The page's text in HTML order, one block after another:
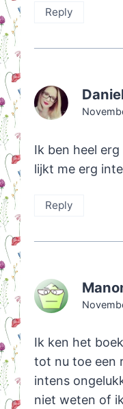
Reply
Ik ben heel
lijkt me erg
Reply
Ik ken het
tot nu toe een
intens
niet weten of